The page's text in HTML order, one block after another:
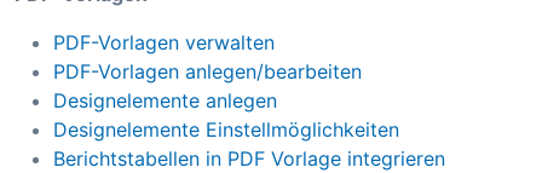
PDF-Vorlagen verwalten
PDF-Vorlagen anlegen/bearbeiten
Designelemente anlegen
Designelemente Einstellmöglichkeiten
Berichtstabellen in PDF Vorlage integrieren